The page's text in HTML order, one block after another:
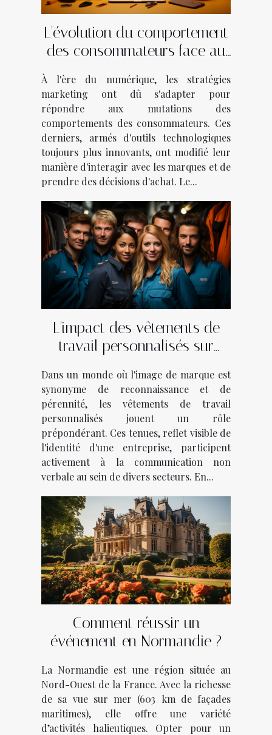
L'évolution du comportement
des consommateurs face au
À l'ère du numérique, les stratégies
marketing ont dû s'adapter pour
répondre aux mutations des
comportements des consommateurs. Ces
derniers, armés d'outils technologiques
toujours plus innovants, ont modifié leur
manière d'interagir avec les marques et de
prendre des décisions d'achat. Le...
L'impact des vêtements de
travail personnalisés sur
divers secteurs d'activité
Dans un monde où l'image de marque est
synonyme de reconnaissance et de
pérennité, les vêtements de travail
personnalisés jouent un rôle
prépondérant. Ces tenues, reflet visible de
l'identité d'une entreprise, participent
activement à la communication non
verbale au sein de divers secteurs. En...
Comment réussir un
événement en Normandie ?
La Normandie est une région située au
Nord-Ouest de la France. Avec la richesse
de sa vue sur mer (603 km de façades
maritimes), elle offre une variété
d’activités halieutiques. Opter pour un